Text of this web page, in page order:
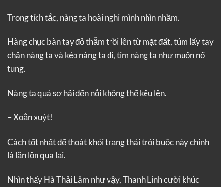
Trong tích tắc, nàng ta hoài nghi mình nhìn nhầm.
Hàng chục bàn tay đỏ thẫm trồi lên từ mặt đất, túm lấy tay
chân nàng ta và kéo nàng ta đi, tim nàng ta như muốn nổ
tung.
Nàng ta quá sợ hãi đến nỗi không thể kêu lên.
– Xoắn xuýt!
Cách tốt nhất để thoát khỏi trạng thái trói buộc này chính
là lăn lộn qua lại.
Nhìn thấy Hà Thải Lâm như vậy, Thanh Linh cười khúc